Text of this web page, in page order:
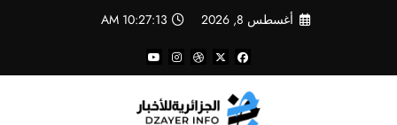
أغسطس 8, 2026 10:27:13 AM